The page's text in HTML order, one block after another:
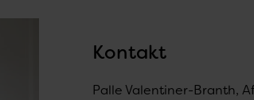
Kontakt
Palle Valentiner-Branth,